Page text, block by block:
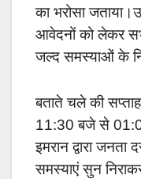
का भरोसा
आवेदनों को लेकर
जल्द समस्याओं के
बताते चले की सप्ताह
11:30 बजे से
इमरान द्वारा
समस्याएं सुन